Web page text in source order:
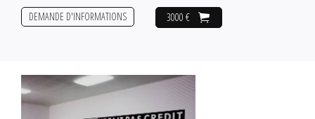
3000 €
DEMANDE D'INFORMATIONS